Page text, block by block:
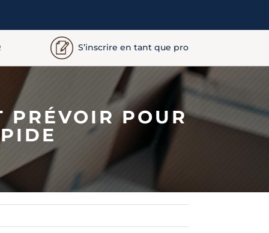
S’inscrire en tant que pro
PRÉVOIR POUR